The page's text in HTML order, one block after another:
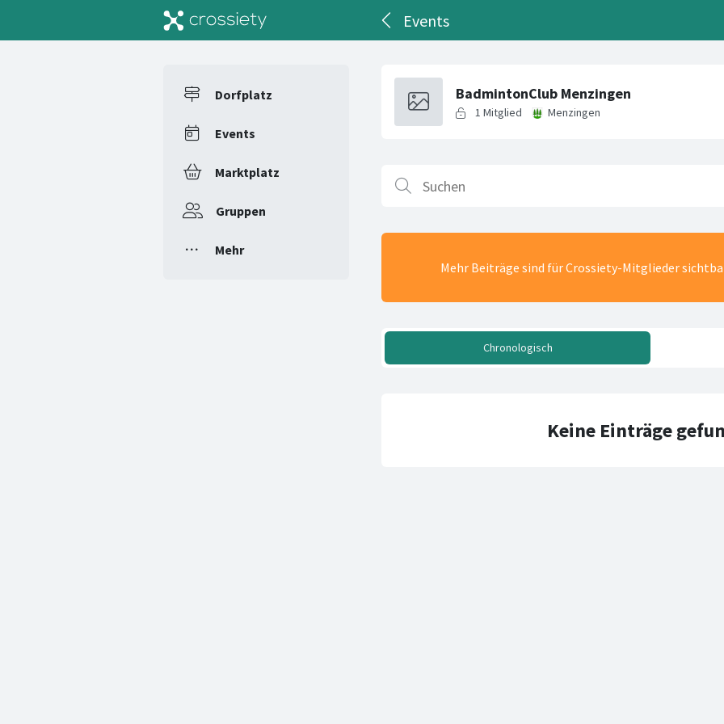
Events
Dorfplatz
Events
Marktplatz
Gruppen
Mehr
Mehr Beiträge sind für Crossiety-Mitglieder
Chronologisch
Keine Einträge